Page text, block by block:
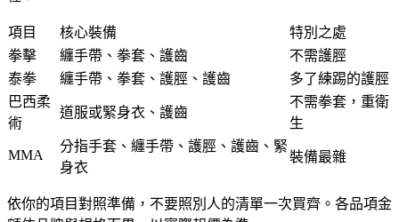
項目 核心裝備
特別之處
拳擊
纏手帶、拳套、護齒
不需護脛
泰拳
纏手帶、拳套、護脛、護齒
多了練踢的護脛
巴西柔
術
道服或緊身衣、護齒
不需拳套，重衛
生
MMA
分指手套、纏手帶、護脛、護齒、緊
身衣
裝備最雜
依你的項目對照準備，不要照別人的清單一次買齊。各品項金